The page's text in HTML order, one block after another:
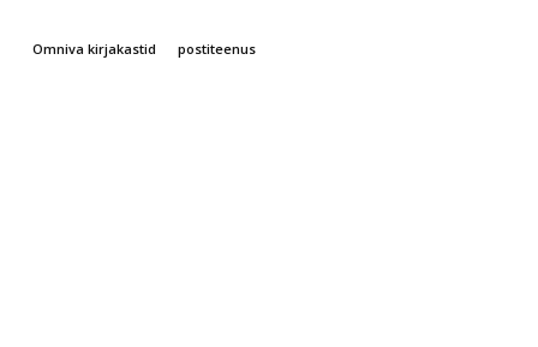
Omniva kirjakastid postiteenus